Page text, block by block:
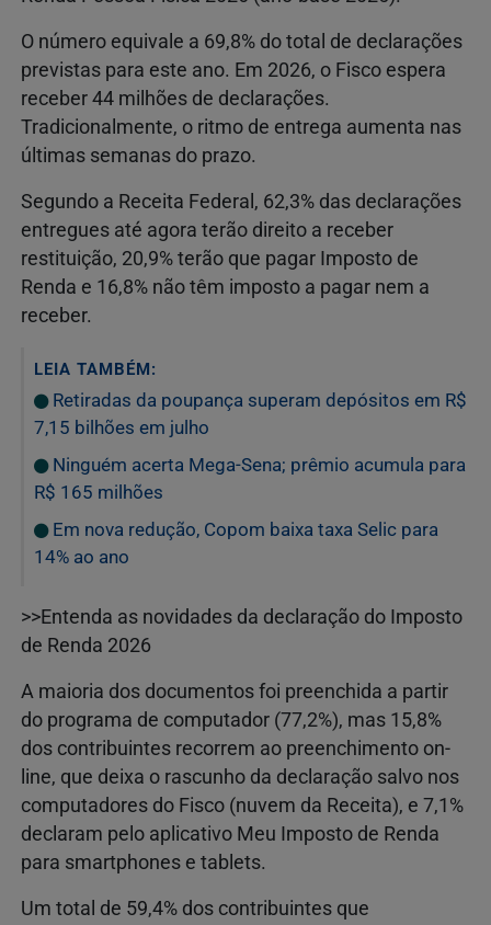
O número equivale a 69,8% do total de declarações
previstas para este ano. Em 2026, o Fisco espera
receber 44 milhões de declarações.
Tradicionalmente, o ritmo de entrega aumenta nas
últimas semanas do prazo.
Segundo a Receita Federal, 62,3% das declarações
entregues até agora terão direito a receber
restituição, 20,9% terão que pagar Imposto de
Renda e 16,8% não têm imposto a pagar nem a
receber.
LEIA TAMBÉM:
Retiradas da poupança superam depósitos em R$
7,15 bilhões em julho
Ninguém acerta Mega-Sena; prêmio acumula para
R$ 165 milhões
Em nova redução, Copom baixa taxa Selic para
14% ao ano
>>Entenda as novidades da declaração do Imposto
de Renda 2026
A maioria dos documentos foi preenchida a partir
do programa de computador (77,2%), mas 15,8%
dos contribuintes recorrem ao preenchimento on-
line, que deixa o rascunho da declaração salvo nos
computadores do Fisco (nuvem da Receita), e 7,1%
declaram pelo aplicativo Meu Imposto de Renda
para smartphones e tablets.
Um total de 59,4% dos contribuintes que